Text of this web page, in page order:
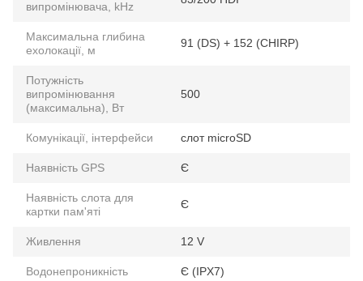
випромінювача, kHz
Максимальна глибина
ехолокації, м
91 (DS) + 152 (CHIRP)
Потужність
випромінювання
(максимальна), Вт
500
Комунікації, інтерфейси слот microSD
Наявність GPS Є
Наявність слота для
картки пам'яті
Є
Живлення 12 V
Водонепроникність Є (IPX7)